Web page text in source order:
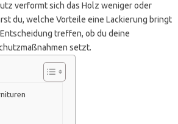
verformt sich das Holz weniger oder
du, welche Vorteile eine Lackierung bringt
treffen, ob du deine
setzt.